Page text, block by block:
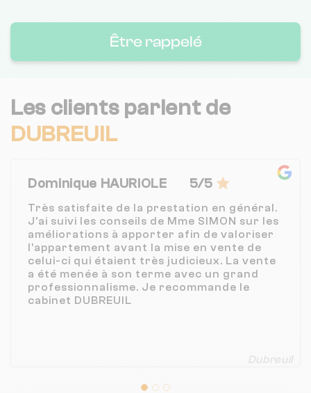
Être rappelé
Les clients parlent de
DUBREUIL
Dominique HAURIOLE 5/5
Très satisfaite de la prestation en général.
J'ai suivi les conseils de Mme SIMON sur les
améliorations à apporter afin de valoriser
l'appartement avant la mise en vente de
celui-ci qui étaient très judicieux. La vente
a été menée à son terme avec un grand
professionnalisme. Je recommande le
cabinet DUBREUIL
Dubreuil